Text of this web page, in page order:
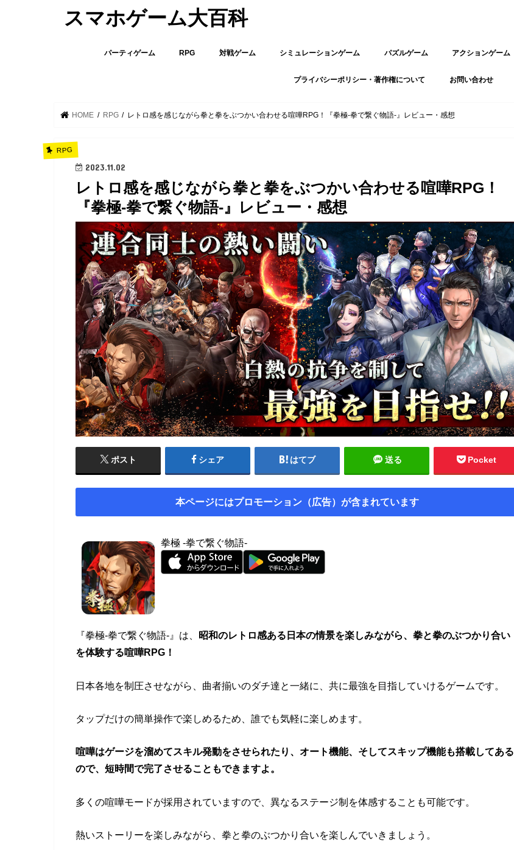
スマホゲーム大百科
パーティゲーム RPG 対戦ゲーム シミュレーションゲーム パズルゲーム アクションゲーム
プライバシーポリシー・著作権について お問い合わせ
HOME RPG レトロ感を感じながら拳と拳をぶつかい合わせる喧嘩RPG！『拳極-拳で繋ぐ物語-』レビュー・感想
RPG
2023.11.02
レトロ感を感じながら拳と拳をぶつかい合わせる喧嘩RPG！
『拳極-拳で繋ぐ物語-』レビュー・感想
ポスト シェア はてブ 送る Pocket
本ページにはプロモーション（広告）が含まれています
拳極 -拳で繋ぐ物語-
『拳極-拳で繋ぐ物語-』は、 昭和のレトロ感ある日本の情景を楽しみながら、拳と拳のぶつかり合い
を体験する喧嘩RPG！
日本各地を制圧させながら、曲者揃いのダチ達と一緒に、共に最強を目指していけるゲームです。
タップだけの簡単操作で楽しめるため、誰でも気軽に楽しめます。
喧嘩はゲージを溜めてスキル発動をさせられたり、オート機能、そしてスキップ機能も搭載してある
ので、短時間で完了させることもできますよ。
多くの喧嘩モードが採用されていますので、異なるステージ制を体感することも可能です。
熱いストーリーを楽しみながら、拳と拳のぶつかり合いを楽しんでいきましょう。